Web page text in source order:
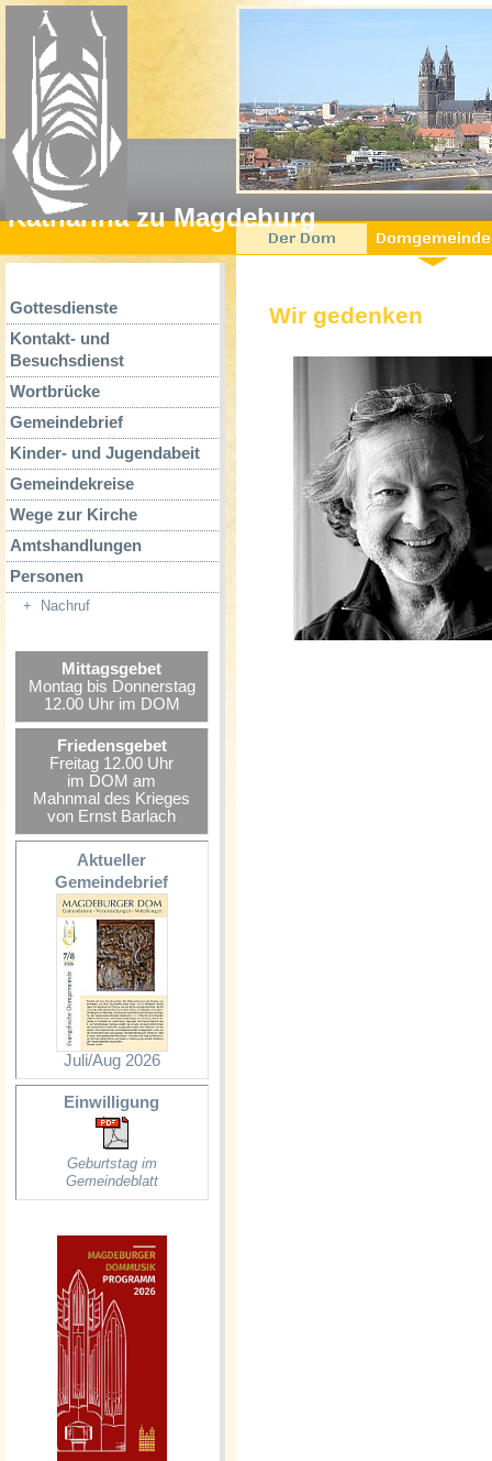
Katharina zu Magdeburg
Gottesdienste
Kontakt- und
Besuchsdienst
Wortbrücke
Gemeindebrief
Kinder- und Jugendabeit
Gemeindekreise
Wege zur Kirche
Amtshandlungen
Personen
+ Nachruf
Mittagsgebet
Montag bis Donnerstag
12.00 Uhr im DOM
Friedensgebet
Freitag 12.00 Uhr
im DOM am
Mahnmal des Krieges
von Ernst Barlach
Aktueller
Gemeindebrief
Juli/Aug 2026
Einwilligung
Geburtstag im
Gemeindeblatt
Wir gedenken